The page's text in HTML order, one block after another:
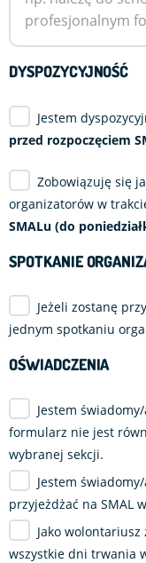
DYSPOZYCYJNOŚĆ
Jestem
przed rozpoczęciem
Zobowiązuję się
organizatorów w
SMALu (do
SPOTKANIE
Jeżeli zostanę
jednym spotkaniu
OŚWIADCZENIA
Jestem
formularz nie jest
wybranej sekcji.
Jestem
przyjeżdżać na SMAL
Jako
wszystkie dni trwania